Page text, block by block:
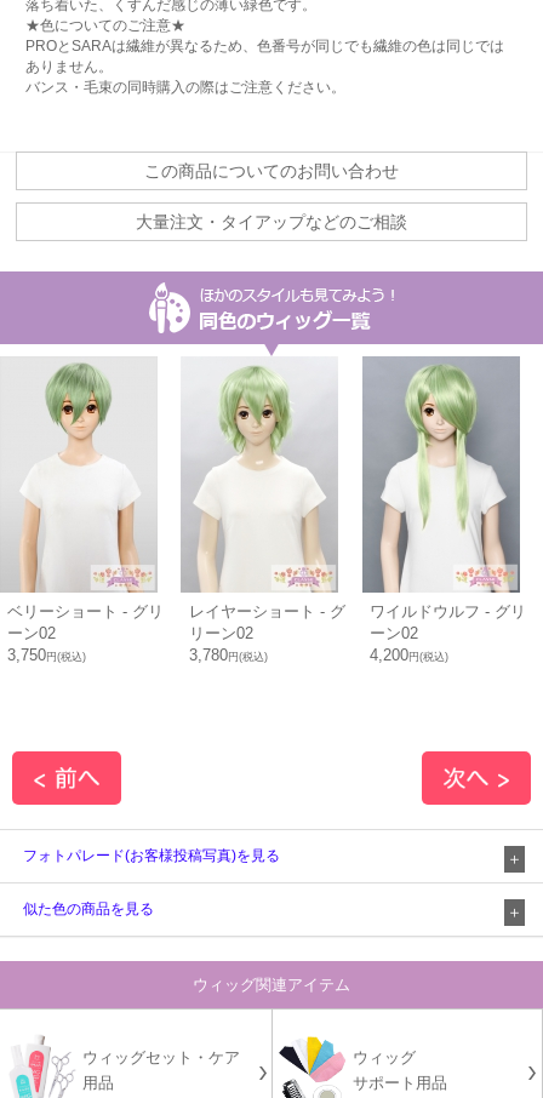
落ち着いた、くすんだ感じの薄い緑色です。
★色についてのご注意★
PROとSARAは繊維が異なるため、色番号が同じでも繊維の色は同じでは
ありません。
バンス・毛束の同時購入の際はご注意ください。
この商品についてのお問い合わせ
大量注文・タイアップなどのご相談
ベリーショート - グリ
ーン02
3,750円(税込)
レイヤーショート - グ
リーン02
3,780円(税込)
ワイルドウルフ - グリ
ーン02
4,200円(税込)
フォトパレード(お客様投稿写真)を見る
似た色の商品を見る
ウィッグ関連アイテム
ウィッグセット・ケア
用品
ウィッグ
サポート用品